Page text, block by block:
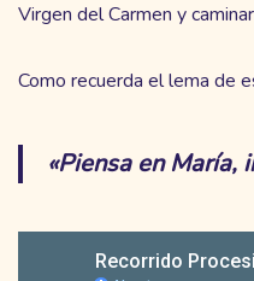
Virgen del Carmen y
Como recuerda el lema de
«Piensa en María,